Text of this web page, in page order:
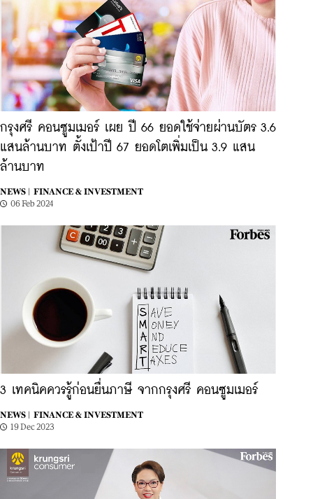
กรุงศรี คอนซูมเมอร์ เผย ปี 66 ยอดใช้จ่ายผ่านบัตร 3.6
แสนล้านบาท ตั้งเป้าปี 67 ยอดโตเพิ่มเป็น 3.9 แสน
ล้านบาท
NEWS |
FINANCE & INVESTMENT
06 Feb 2024
3 เทคนิคควรรู้ก่อนยื่นภาษี จากกรุงศรี คอนซูมเมอร์
NEWS |
FINANCE & INVESTMENT
19 Dec 2023